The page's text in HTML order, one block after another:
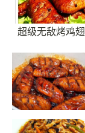
超级无敌烤鸡翅